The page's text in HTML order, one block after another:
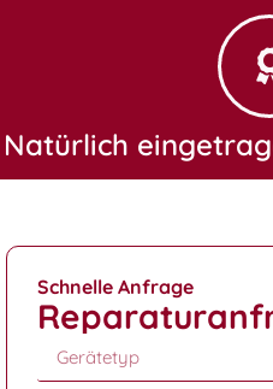
Natürlich
Schnelle Anfrage